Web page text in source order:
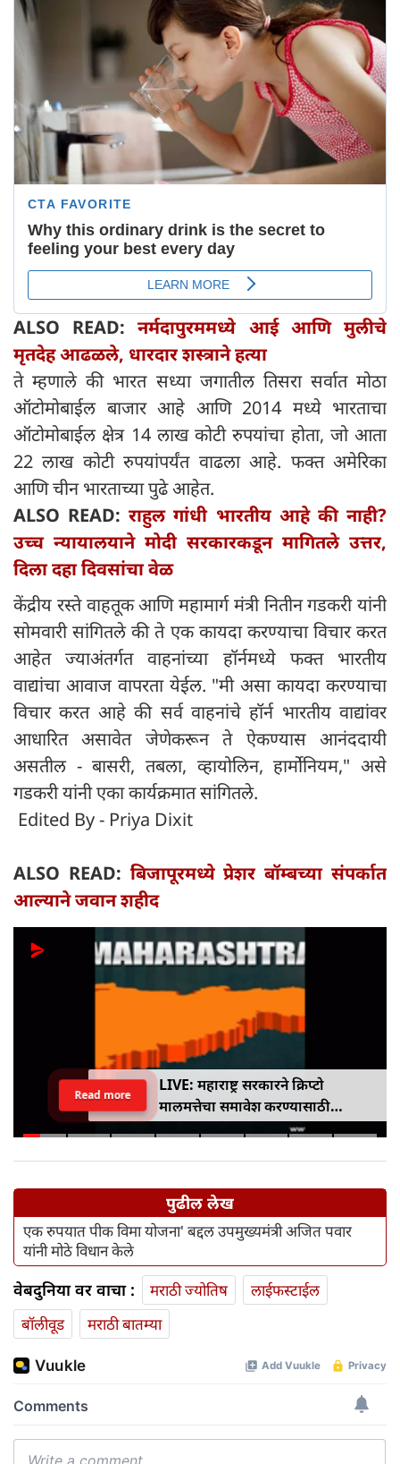
ALSO READ:नर्मदापुरममध्ये आई आणि मुलीचे
मृतदेह आढळले, धारदार शस्त्राने हत्या
ते म्हणाले की भारत सध्या जगातील तिसरा सर्वात मोठा
ऑटोमोबाईल बाजार आहे आणि 2014 मध्ये भारताचा
ऑटोमोबाईल क्षेत्र 14 लाख कोटी रुपयांचा होता, जो आता
22 लाख कोटी रुपयांपर्यंत वाढला आहे. फक्त अमेरिका
आणि चीन भारताच्या पुढे आहेत.
ALSO READ:राहुल गांधी भारतीय आहे की नाही?
उच्च न्यायालयाने मोदी सरकारकडून मागितले उत्तर,
दिला दहा दिवसांचा वेळ
केंद्रीय रस्ते वाहतूक आणि महामार्ग मंत्री नितीन गडकरी यांनी
सोमवारी सांगितले की ते एक कायदा करण्याचा विचार करत
आहेत ज्याअंतर्गत वाहनांच्या हॉर्नमध्ये फक्त भारतीय
वाद्यांचा आवाज वापरता येईल. "मी असा कायदा करण्याचा
विचार करत आहे की सर्व वाहनांचे हॉर्न भारतीय वाद्यांवर
आधारित असावेत जेणेकरून ते ऐकण्यास आनंददायी
असतील - बासरी, तबला, व्हायोलिन, हार्मोनियम," असे
गडकरी यांनी एका कार्यक्रमात सांगितले.
Edited By - Priya Dixit
ALSO READ: बिजापूरमध्ये प्रेशर बॉम्बच्या संपर्कात
आल्याने जवान शहीद
LIVE: महाराष्ट्र सरकारने क्रिप्टो
मालमत्तेचा समावेश करण्यासाठी
एमपीआयडी कायद्यात दुरुस्ती केली
Read more
पुढील लेख
एक रुपयात पीक विमा योजना' बद्दल उपमुख्यमंत्री अजित पवार
यांनी मोठे विधान केले
वेबदुनिया वर वाचा : मराठी ज्योतिष
लाईफस्टाईल
बॉलीवूड
मराठी बातम्या